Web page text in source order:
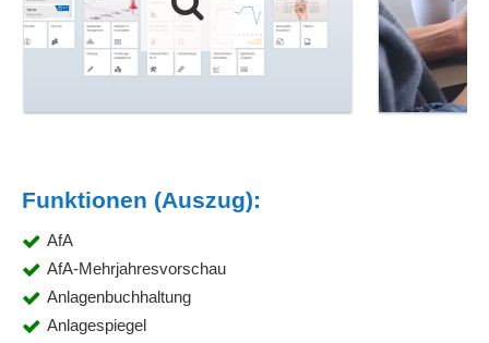
Funktionen (Auszug):
AfA
AfA-Mehrjahresvorschau
Anlagenbuchhaltung
Anlagespiegel